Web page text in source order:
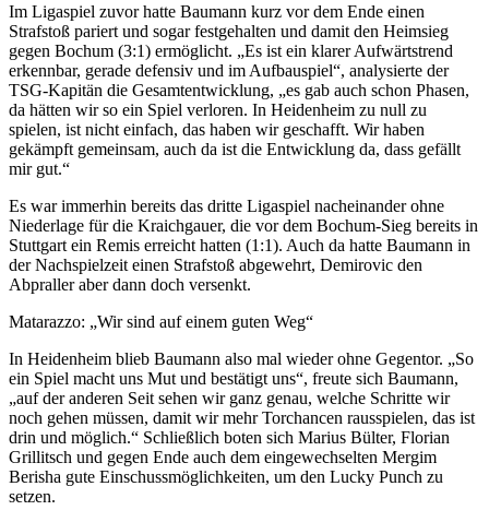
Im Ligaspiel zuvor hatte Baumann kurz vor dem Ende einen
Strafstoß pariert und sogar festgehalten und damit den Heimsieg
gegen Bochum (3:1) ermöglicht. „Es ist ein klarer Aufwärtstrend
erkennbar, gerade defensiv und im Aufbauspiel“, analysierte der
TSG-Kapitän die Gesamtentwicklung, „es gab auch schon Phasen,
da hätten wir so ein Spiel verloren. In Heidenheim zu null zu
spielen, ist nicht einfach, das haben wir geschafft. Wir haben
gekämpft gemeinsam, auch da ist die Entwicklung da, dass gefällt
mir gut.“
Es war immerhin bereits das dritte Ligaspiel nacheinander ohne
Niederlage für die Kraichgauer, die vor dem Bochum-Sieg bereits in
Stuttgart ein Remis erreicht hatten (1:1). Auch da hatte Baumann in
der Nachspielzeit einen Strafstoß abgewehrt, Demirovic den
Abpraller aber dann doch versenkt.
Matarazzo: „Wir sind auf einem guten Weg“
In Heidenheim blieb Baumann also mal wieder ohne Gegentor. „So
ein Spiel macht uns Mut und bestätigt uns“, freute sich Baumann,
„auf der anderen Seit sehen wir ganz genau, welche Schritte wir
noch gehen müssen, damit wir mehr Torchancen rausspielen, das ist
drin und möglich.“ Schließlich boten sich Marius Bülter, Florian
Grillitsch und gegen Ende auch dem eingewechselten Mergim
Berisha gute Einschussmöglichkeiten, um den Lucky Punch zu
setzen.